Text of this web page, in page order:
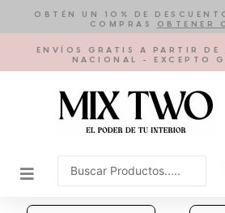
contenido
OBTÉN UN 10% DE
COMPRAS
OBTENER
ENVÍOS GRATIS A PARTIR
NACIONAL - EXCEPTO
Search
...